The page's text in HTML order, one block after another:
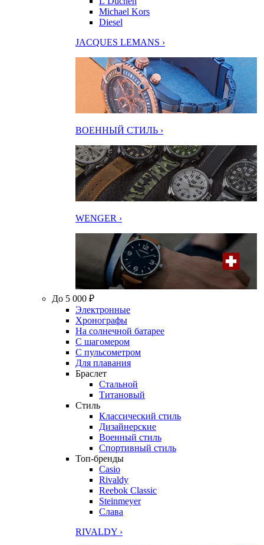
Michael Kors
Diesel
JACQUES LEMANS ›
ВОЕННЫЙ СТИЛЬ ›
WENGER ›
До 5 000 ₽
Электронные
Хронографы
На солнечной батарее
С шагомером
С пульсометром
Для плавания
Браслет
Стальной
Титановый
Стиль
Классический стиль
Дизайнерские
Военный стиль
Спортивный стиль
Топ-бренды
Casio
Rivaldy
Reebok Classic
Steinmeyer
Слава
RIVALDY ›